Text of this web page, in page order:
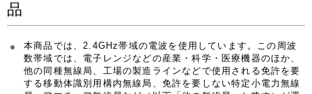
品
本商品では、2.4GHz帯域の電波を使用しています。この周波
数帯域では、電子レンジなどの産業・科学・医療機器のほか、
他の同種無線局、工場の製造ラインなどで使用される免許を要
する移動体識別用構内無線局、免許を要しない特定小電力無線